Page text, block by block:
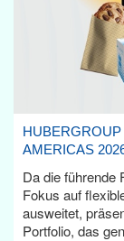
AMERICAS
Da die führende
Fokus auf
ausweitet,
Portfolio, das